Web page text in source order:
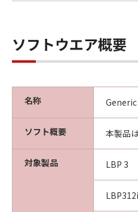
ソフトウエア概要
名称
ソフト概要 本製品
対象製品 LBP 3